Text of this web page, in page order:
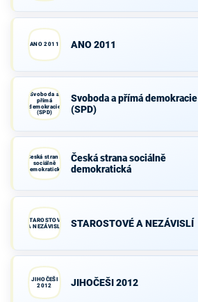
ANO 2011 ANO 2011
Svoboda a
přímá
demokracie
(SPD)
Svoboda a přímá demokracie
(SPD)
Česká strana
sociálně
demokratická
Česká strana sociálně
demokratická
STAROSTOVÉ
A NEZÁVISLÍ
STAROSTOVÉ A NEZÁVISLÍ
JIHOČEŠI
2012
JIHOČEŠI 2012